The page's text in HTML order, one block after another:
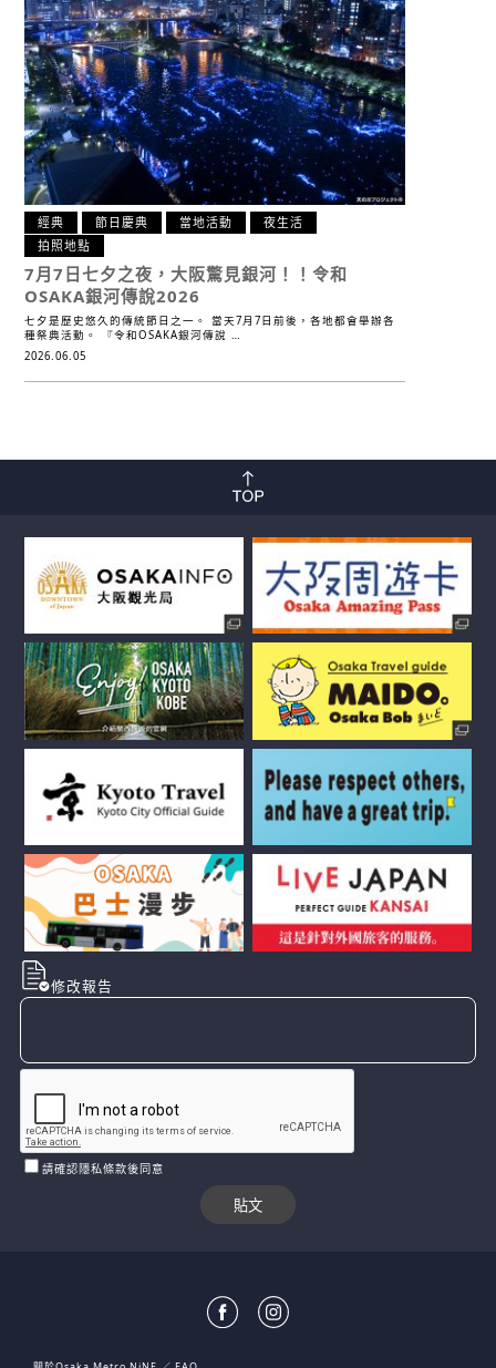
經典 節日慶典 當地活動
夜生活
拍照地點
7月7日七夕之夜， 大阪驚見銀河！！令和
OSAKA銀河傳說2026
七夕是歷史悠久的傳統節日之一。 當天7月7日前後，各地都會舉辦各
種祭典活動。 『令和OSAKA銀河傳說 …
2026.06.05
修改報告
請確認隱私條款後同意